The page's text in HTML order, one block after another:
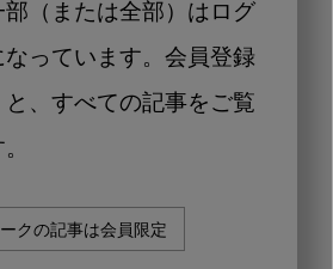
（または全部）はログ
なっています。会員登録
と、すべての記事をご覧
クの記事は会員限定